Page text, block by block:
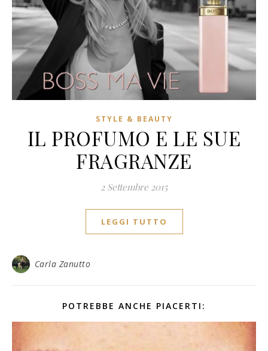
STYLE & BEAUTY
IL PROFUMO E LE SUE
FRAGRANZE
2 Settembre 2015
LEGGI TUTTO
Carla Zanutto
POTREBBE ANCHE PIACERTI: